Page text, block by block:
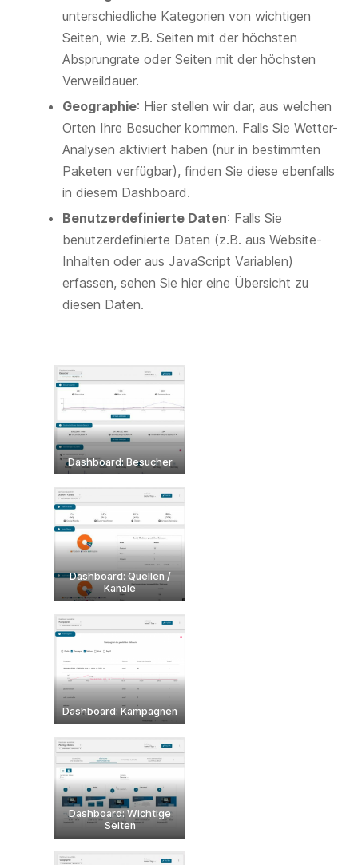
unterschiedliche Kategorien von wichtigen
Seiten, wie z.B. Seiten mit der höchsten
Absprungrate oder Seiten mit der höchsten
Verweildauer.
Geographie: Hier stellen wir dar, aus welchen
Orten Ihre Besucher kommen. Falls Sie Wetter-
Analysen aktiviert haben (nur in bestimmten
Paketen verfügbar), finden Sie diese ebenfalls
in diesem Dashboard.
Benutzerdefinierte Daten: Falls Sie
benutzerdefinierte Daten (z.B. aus Website-
Inhalten oder aus JavaScript Variablen)
erfassen, sehen Sie hier eine Übersicht zu
diesen Daten.
Dashboard: Besucher
Dashboard: Quellen /
Kanäle
Dashboard: Kampagnen
Dashboard: Wichtige
Seiten